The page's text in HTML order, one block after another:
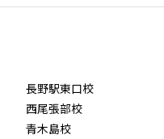
長野駅東口校
西尾張部校
青木島校